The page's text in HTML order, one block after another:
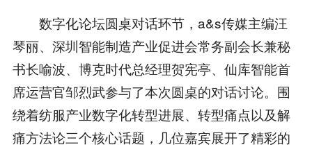
数字化论坛圆桌对话环节，a&s传媒主编汪
琴丽、深圳智能制造产业促进会常务副会长兼秘
书长喻波、博克时代总经理贺宪亭、仙库智能首
席运营官邹烈武参与了本次圆桌的对话讨论。围
绕着纺服产业数字化转型进展、转型痛点以及解
痛方法论三个核心话题，几位嘉宾展开了精彩的